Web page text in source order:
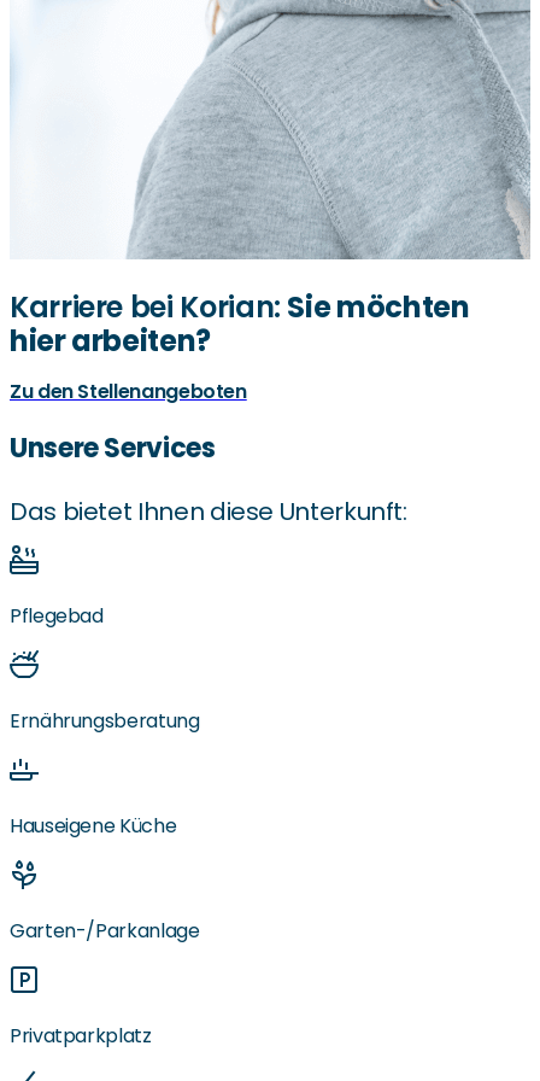
Karriere bei Korian: Sie möchten
hier arbeiten?
Zu den Stellenangeboten
Unsere Services
Das bietet Ihnen diese Unterkunft:
Pflegebad
Ernährungsberatung
Hauseigene Küche
Garten-/Parkanlage
Privatparkplatz